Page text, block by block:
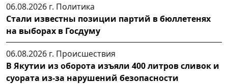
06.08.2026 г. Политика
Стали известны позиции партий в бюллетенях
на выборах в Госдуму
06.08.2026 г. Происшествия
В Якутии из оборота изъяли 400 литров сливок и
суората из-за нарушений безопасности